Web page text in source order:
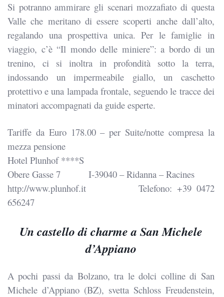
Si potranno ammirare gli scenari mozzafiato di questa
Valle che meritano di essere scoperti anche dall’alto,
regalando una prospettiva unica. Per le famiglie in
viaggio, c’è “Il mondo delle miniere”: a bordo di un
trenino, ci si inoltra in profondità sotto la terra,
indossando un impermeabile giallo, un caschetto
protettivo e una lampada frontale, seguendo le tracce dei
minatori accompagnati da guide esperte.
Tariffe da Euro 178.00 – per Suite/notte compresa la
mezza pensione
Hotel Plunhof ****S
Obere Gasse 7 I-39040 – Ridanna – Racines
http://www.plunhof.it Telefono: +39 0472
656247
Un castello di charme a San Michele
d’Appiano
A pochi passi da Bolzano, tra le dolci colline di San
Michele d’Appiano (BZ), svetta Schloss Freudenstein,